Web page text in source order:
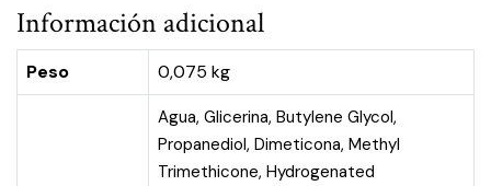
Información adicional
Peso 0,075 kg
Agua, Glicerina, Butylene Glycol,
Propanediol, Dimeticona, Methyl
Trimethicone, Hydrogenated